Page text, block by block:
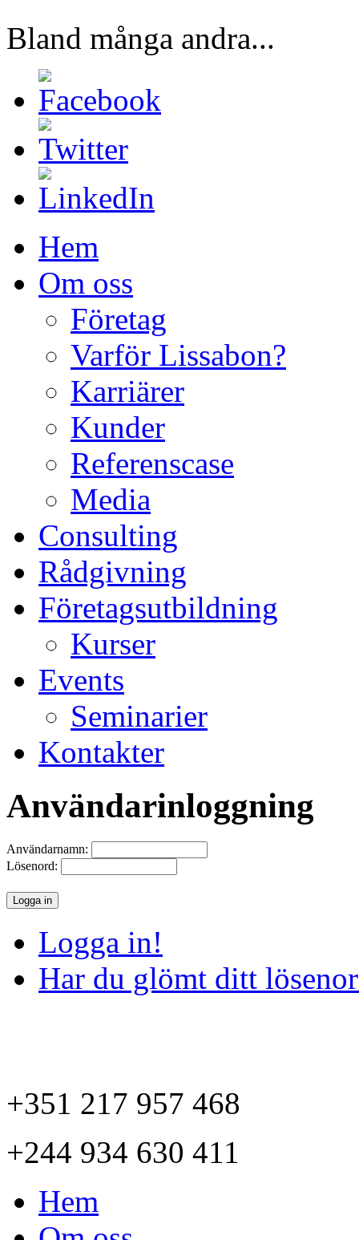
Bland många andra...
Hem
Om oss
Företag
Varför Lissabon?
Karriärer
Kunder
Referenscase
Media
Consulting
Rådgivning
Företagsutbildning
Kurser
Events
Seminarier
Kontakter
Användarinloggning
Användarnamn:
Lösenord:
Logga in!
Har du glömt ditt
+351 217 957 468
+244 934 630 411
Hem